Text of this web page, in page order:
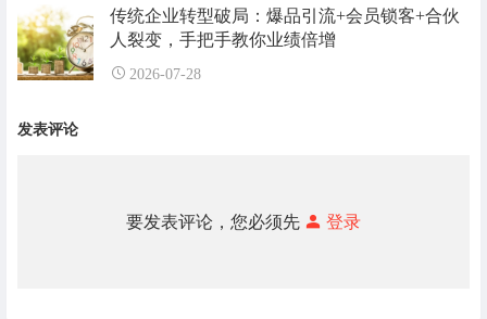
传统企业转型破局：爆品引流+会员锁客+合伙
人裂变，手把手教你业绩倍增
2026-07-28
发表评论
要发表评论，您必须先 登录